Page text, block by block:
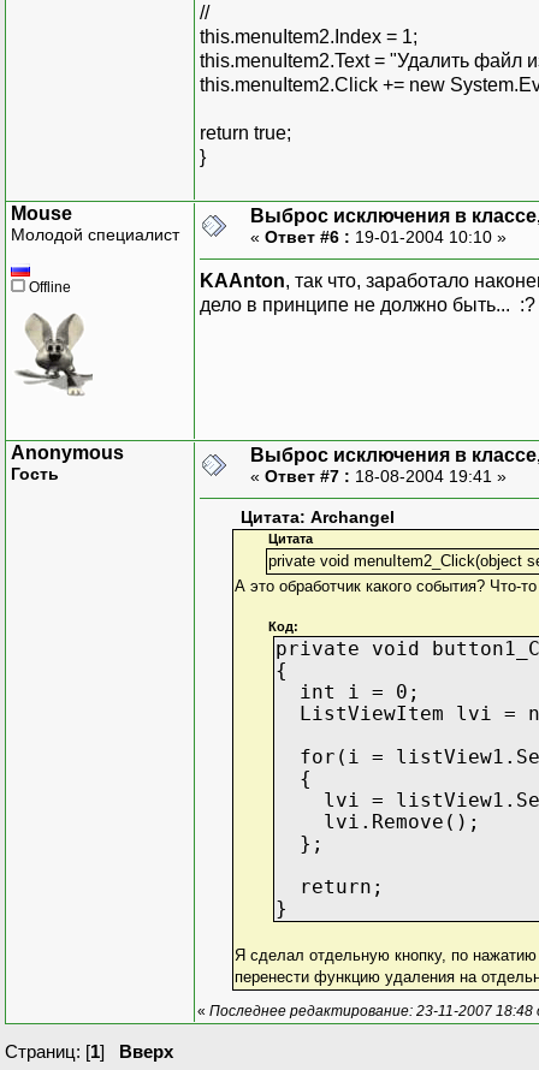
//
this.menuItem2.Index = 1;
this.menuItem2.Text = "Удалить файл
this.menuItem2.Click += new
return true;
}
Mouse
Молодой специалист
Offline
Выброс исключения в
« Ответ #6 : 19-01-2004 10:10 »
KAAnton, так что, заработало
дело в принципе не должно быть... :?
Anonymous
Гость
Выброс исключения в
« Ответ #7 : 18-08-2004 19:41 »
Цитата: Archangel
Цитата
private void menuItem2_Click(object
А это обработчик какого события? Что-
Код:
private void
{
int i = 0;
ListViewItem lvi =
for(i =
{
lvi =
lvi.Remove();
};
return;
}
Я сделал отдельную кнопку, по
перенести функцию удаления на
« Последнее редактирование: 23-11-2007 18:48
Страниц: [1] Вверх